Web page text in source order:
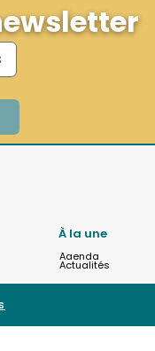
À la une
Agenda
Actualités